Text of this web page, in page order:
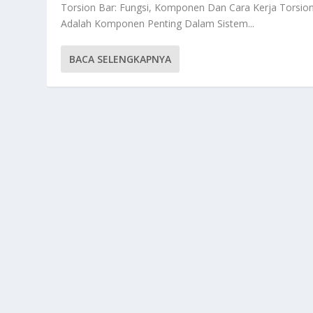
Torsion Bar: Fungsi, Komponen Dan Cara Kerja
Adalah Komponen Penting Dalam Sistem...
BACA SELENGKAPNYA